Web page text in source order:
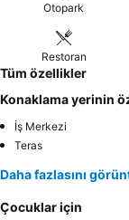
Otopark
Restoran
Tüm özellikler
Konaklama yerinin
İş Merkezi
Teras
Daha fazlasını
Çocuklar için